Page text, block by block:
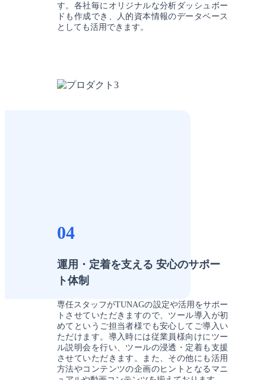
す。各社毎にオリジナルな分析ダッシュボー
ドも作成でき、人的資本情報のデータベース
としても活用できます。
04
運用・定着を支える 安心のサポー
ト体制
専任スタッフがTUNAGの設定や活用をサポー
トさせていただきますので、ツール導入が初
めてというご担当者様でも安心してご導入い
ただけます。導入時には従業員様向けにツー
ル説明会を行い、ツールの浸透・定着も支援
させていただきます。また、その他にも活用
方法やコンテンツの企画のヒントとなるマニ